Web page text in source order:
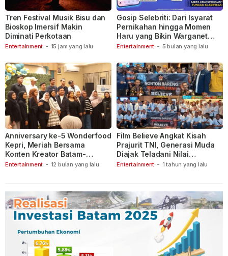
Entertainment - 15 jam yang lalu
Tren Festival Musik Bisu dan
Bioskop Imersif Makin
Diminati Perkotaan
Entertainment - 5 bulan yang lalu
Gosip Selebriti: Dari Isyarat
Pernikahan hingga Momen
Haru yang Bikin Warganet
Berspekulasi
Entertainment - 12 bulan yang lalu
Anniversary ke-5 Wonderfood
Kepri, Meriah Bersama
Konten Kreator Batam-
Tanjungpinang
Entertainment - 1 tahun yang lalu
Film Believe Angkat Kisah
Prajurit TNI, Generasi Muda
Diajak Teladani Nilai
Keberanian